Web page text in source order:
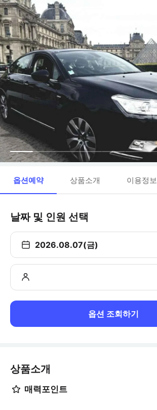
옵션예약 상품소개 이용정보
날짜 및 인원 선택
2026.08.07(금)
옵션 조회하기
상품소개
매력포인트